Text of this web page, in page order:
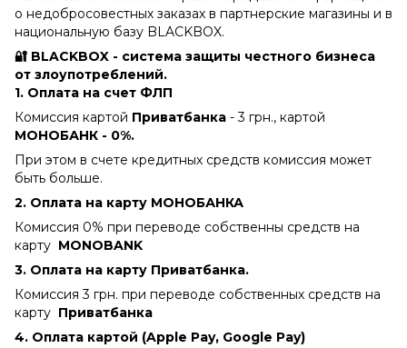
о недобросовестных заказах в партнерские магазины и в
национальную базу BLACKBOX.
🔐 BLACKBOX - система защиты честного бизнеса
от злоупотреблений.
1. Оплата на счет ФЛП
Комиссия картой Приватбанка - 3 грн., картой
МОНОБАНК - 0%.
При этом в счете кредитных средств комиссия может
быть больше.
2. Оплата на карту МОНОБАНКА
Комиссия 0% при переводе собственны средств на
карту MONOBANK
3. Оплата на карту Приватбанка.
Комиссия 3 грн. при переводе собственных средств на
карту Приватбанка
4. Оплата картой (Apple Pay, Google Pay)